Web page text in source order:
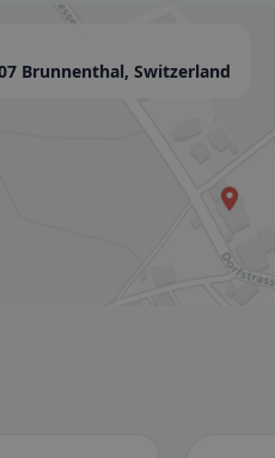
Brunnenthal, Switzerland